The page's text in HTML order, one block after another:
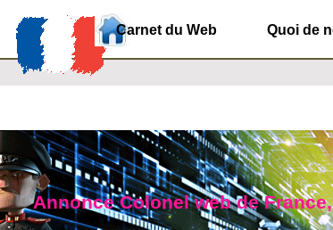
Carnet du Web Quoi de
Annonce Colonel web de